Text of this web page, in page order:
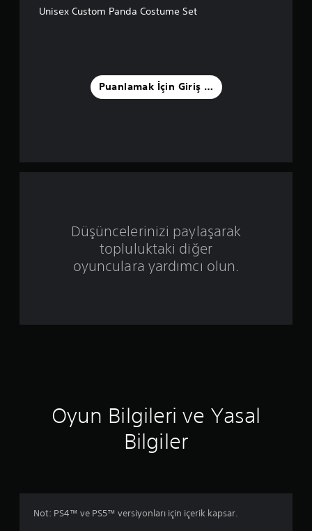
z
n
4
6
Unisex Custom Panda Costume Set
Puanlamak İçin Giriş Yapın
Düşüncelerinizi paylaşarak
topluluktaki diğer
oyunculara yardımcı olun.
Oyun Bilgileri ve Yasal
Bilgiler
Not: PS4™ ve PS5™ versiyonları için içerik kapsar.